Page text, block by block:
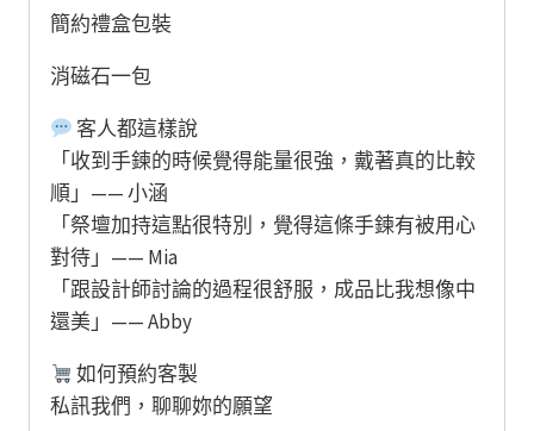
簡約禮盒包裝
消磁石一包
客人都這樣說
「收到手鍊的時候覺得能量很強，戴著真的比較
順」—— 小涵
「祭壇加持這點很特別，覺得這條手鍊有被用心
對待」—— Mia
「跟設計師討論的過程很舒服，成品比我想像中
還美」—— Abby
如何預約客製
私訊我們，聊聊妳的願望